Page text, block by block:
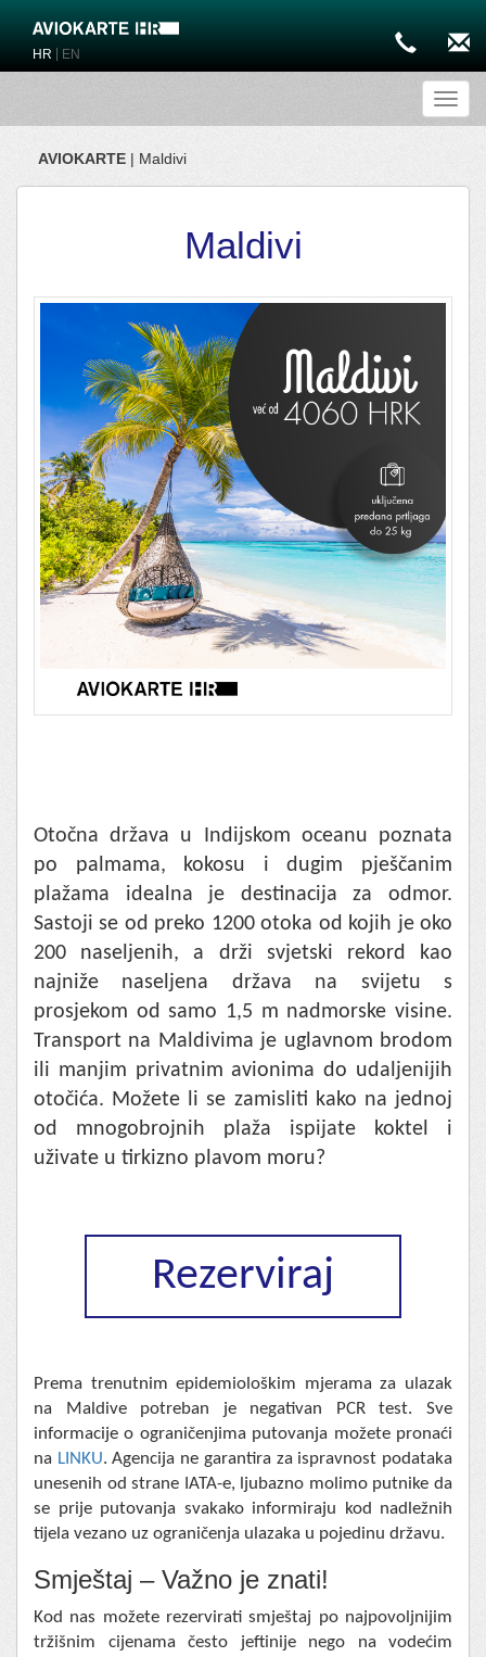
HR EN
AVIOKARTE | Maldivi
Maldivi
Otočna država u Indijskom oceanu poznata
po palmama, kokosu i dugim pješčanim
plažama idealna je destinacija za odmor.
Sastoji se od preko 1200 otoka od kojih je oko
200 naseljenih, a drži svjetski rekord kao
najniže naseljena država na svijetu s
prosjekom od samo 1,5 m nadmorske visine.
Transport na Maldivima je uglavnom brodom
ili manjim privatnim avionima do udaljenijih
otočića. Možete li se zamisliti kako na jednoj
od mnogobrojnih plaža ispijate koktel i
uživate u tirkizno plavom moru?
Rezerviraj
Prema trenutnim epidemiološkim mjerama za ulazak
na Maldive potreban je negativan PCR test. Sve
informacije o ograničenjima putovanja možete pronaći
na LINKU. Agencija ne garantira za ispravnost podataka
unesenih od strane IATA-e, ljubazno molimo putnike da
se prije putovanja svakako informiraju kod nadležnih
tijela vezano uz ograničenja ulazaka u pojedinu državu.
Smještaj – Važno je znati!
Kod nas možete rezervirati smještaj po najpovoljnijim
tržišnim cijenama često jeftinije nego na vodećim